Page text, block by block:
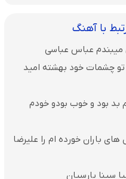
با آهنگ
میبندم عباس عباسی
تو چشمات خود بهشته امید
بد بود و خوب بودو خودم
باران‌ خورده ام را علیرضا
سینا پارسیان